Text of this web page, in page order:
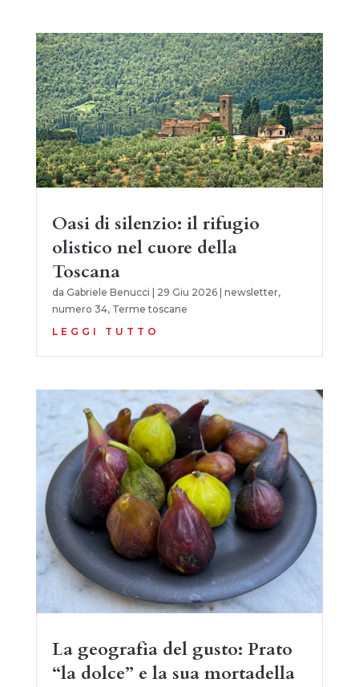
Oasi di silenzio: il rifugio
olistico nel cuore della
Toscana
da Gabriele Benucci 29 Giu 2026| newsletter,
numero 34, Terme toscane
LEGGI TUTTO
La geografia del gusto: Prato
“la dolce” e la sua mortadella